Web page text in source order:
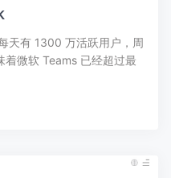
天有 1300 万活跃用户，周
微软 Teams 已经超过最